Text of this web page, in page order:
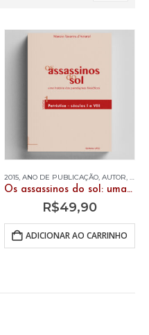
,MARCIO TAVARES D'AMARAL
2015, ANO DE PUBLICAÇÃO, AUTOR,
Os assassinos do sol: uma história dos paradigmas filosóficos. Vol. 1 – Patrística – séculos I ao VIII
R$49,90
ADICIONAR AO CARRINHO